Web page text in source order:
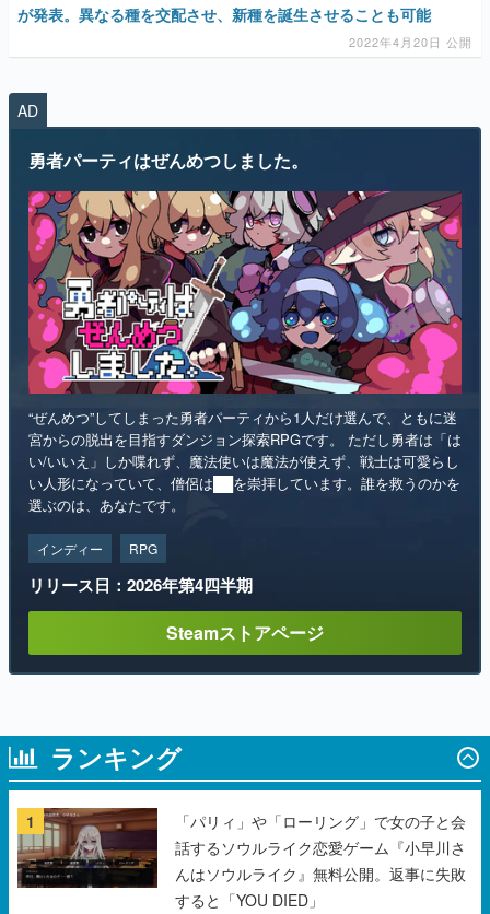
が発表。異なる種を交配させ、新種を誕生させることも可能
2022年4月20日 公開
AD
勇者パーティはぜんめつしました。
“ぜんめつ”してしまった勇者パーティから1人だけ選んで、ともに迷
宮からの脱出を目指すダンジョン探索RPGです。 ただし勇者は「は
い/いいえ」しか喋れず、魔法使いは魔法が使えず、戦士は可愛らし
い人形になっていて、僧侶は██を崇拝しています。誰を救うのかを
選ぶのは、あなたです。
インディー RPG
リリース日：2026年第4四半期
Steamストアページ
ランキング
1
「パリィ」や「ローリング」で女の子と会
話するソウルライク恋愛ゲーム『小早川さ
んはソウルライク』無料公開。返事に失敗
すると「YOU DIED」